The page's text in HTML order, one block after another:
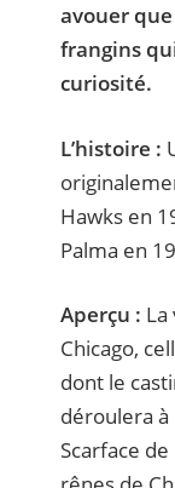
avouer
frangins
curiosité.
L’histoire :
Hawks en
Palma en
Aperçu :
Chicago,
dont le
déroulera à
Scarface